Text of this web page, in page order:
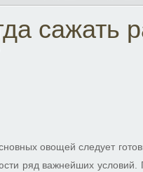
сажать
овощей следует
ряд важнейших